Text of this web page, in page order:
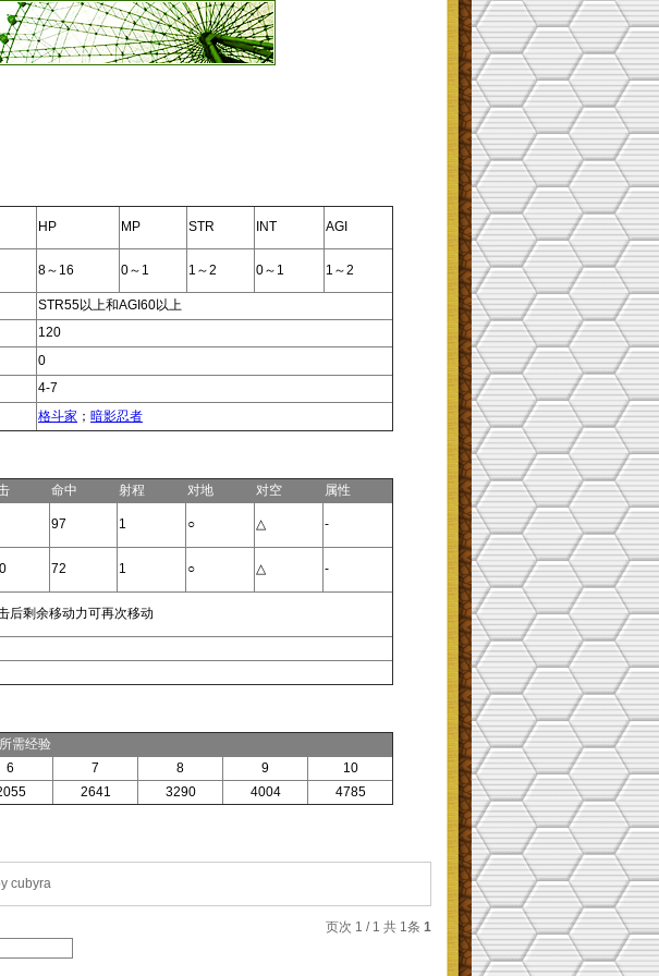
HP MP STR INT AGI
8～16 0～1 1～2 0～1 1～2
STR55以上和AGI60以上
120
0
4-7
格斗家 ； 暗影忍者
命中 射程 对地 对空 属性
97 1 ○ △ -
72 1 ○ △ -
后剩余移动力可再次移动
需经验
6 7 8 9
10
2641 3290 4004 4785
cubyra
页次 1 / 1 共 1条 1